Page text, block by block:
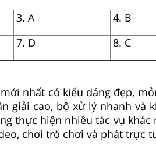
3. A
4. B
7. D
8. C
nhất có kiểu dáng đẹp,
giải cao, bộ xử lý nhanh và
thực hiện nhiều tác vụ khác
chơi trò chơi và phát trực